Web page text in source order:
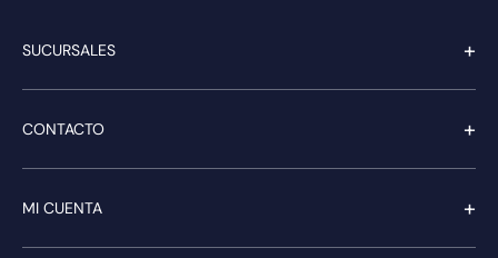
SUCURSALES +
CONTACTO +
MI CUENTA +